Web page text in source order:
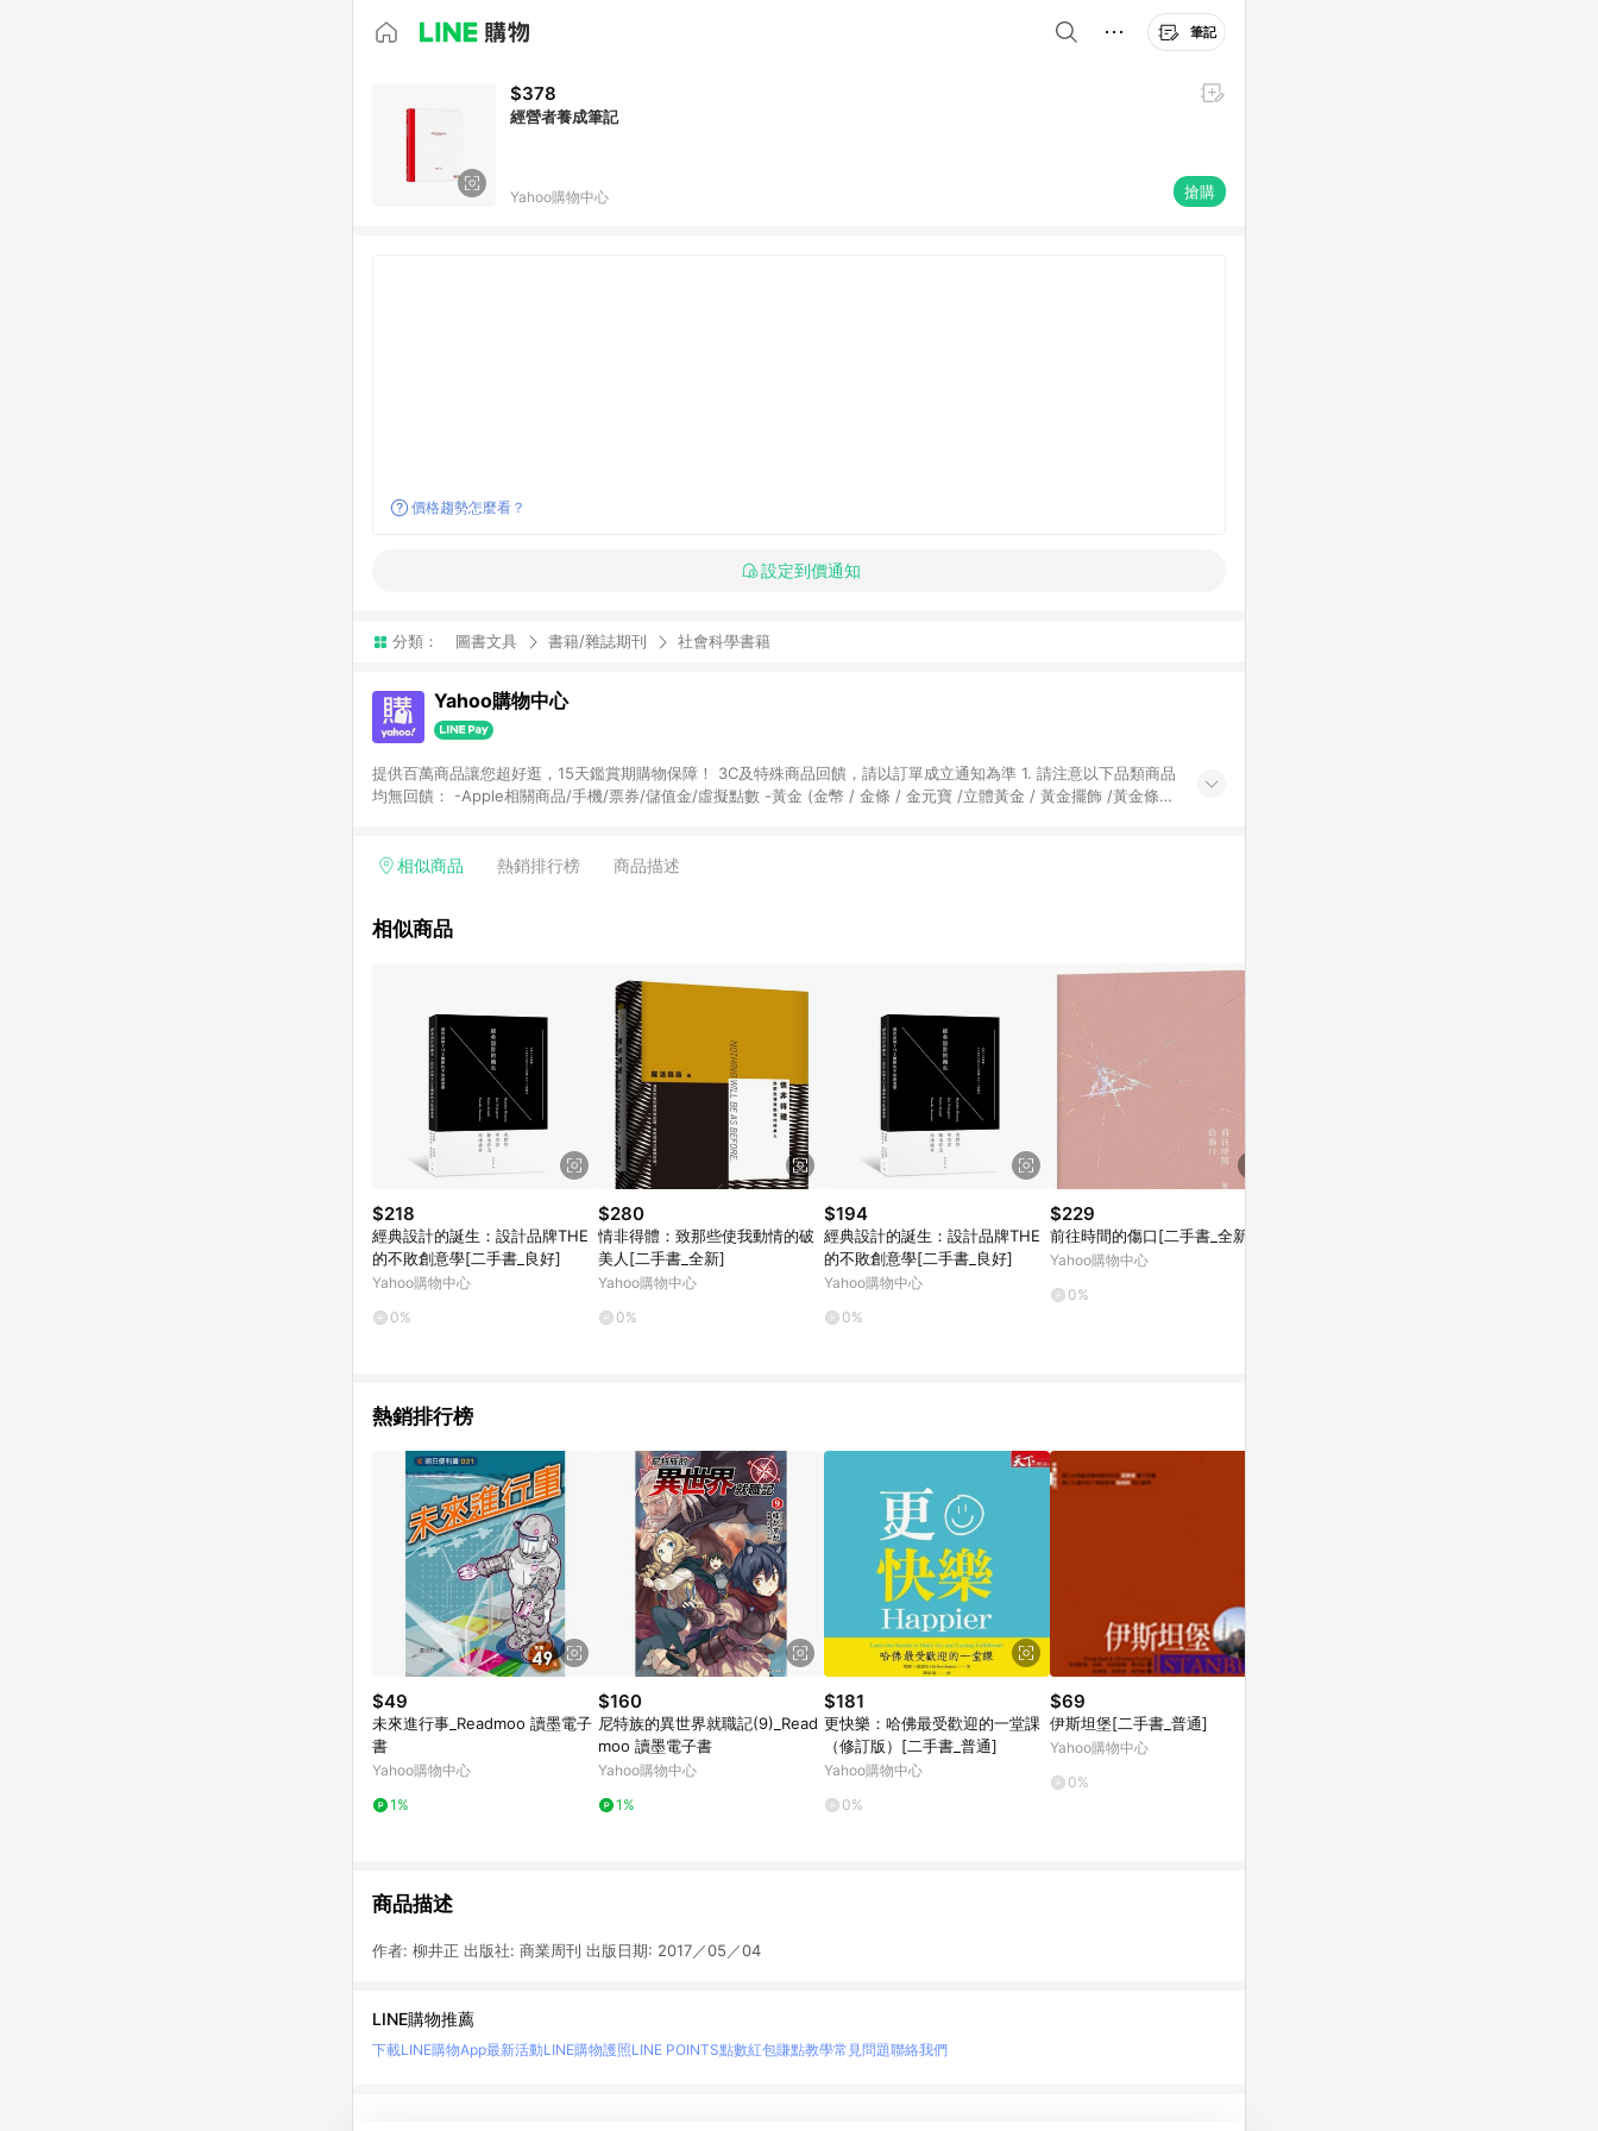
筆記
$378
經營者養成筆記
Yahoo購物中心 搶購
價格趨勢怎麼看？
設定到價通知
分類： 圖書文具 書籍/雜誌期刊 社會科學書籍
Yahoo購物中心
提供百萬商品讓您超好逛，15天鑑賞期購物保障！ 3C及特殊商品回饋，請以訂單成立通知為準 1. 請注意以下品類商品
均無回饋： -Apple相關商品/手機/票券/儲值金/虛擬點數 -黃金 (金幣 / 金條 / 金元寶 /立體黃金 / 黃金擺飾 /黃金條
Yahoo超贈點回饋者 - 購物中心商店之商品：商品賣場中有標示「商店」及顯示商店名稱者(指定活動店家除外) 3. 訂
相似商品 熱銷排行榜 商品描述
相似商品
$218
經典設計的誕生：設計品牌THE
的不敗創意學[二手書_良好]
Yahoo購物中心
0%
$280
情非得體：致那些使我動情的破
美人[二手書_全新]
Yahoo購物中心
0%
$194
經典設計的誕生：設計品牌THE
的不敗創意學[二手書_良好]
Yahoo購物中心
0%
$229
前往時間的傷口[二手書_全新]
Yahoo購物中心
0%
熱銷排行榜
$49
未來進行事_Readmoo 讀墨電子
書
Yahoo購物中心
1%
$160
尼特族的異世界就職記(9)_Read
moo 讀墨電子書
Yahoo購物中心
1%
$181
更快樂：哈佛最受歡迎的一堂課
（修訂版）[二手書_普通]
Yahoo購物中心
0%
$69
伊斯坦堡[二手書_普通]
Yahoo購物中心
0%
商品描述
作者: 柳井正 出版社: 商業周刊 出版日期: 2017／05／04
LINE購物推薦
下載LINE購物App最新活動LINE購物護照LINE POINTS點數紅包賺點教學常見問題聯絡我們